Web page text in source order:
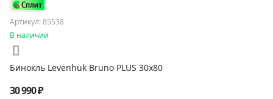
Артикул: 85538
В наличии
Бинокль Levenhuk Bruno PLUS 30x80
30 990 ₽